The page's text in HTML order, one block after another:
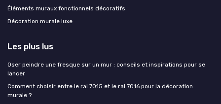
Éléments muraux fonctionnels décoratifs
Décoration murale luxe
Les plus lus
Oser peindre une fresque sur un mur : conseils et inspirations pour se
lancer
Comment choisir entre le ral 7015 et le ral 7016 pour la décoration
murale ?